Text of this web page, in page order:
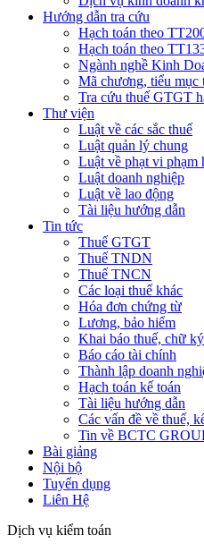
Hướng dẫn tra cứu
Hạch toán theo
Hạch toán theo
Ngành nghề Kinh
Mã chương, tiểu
Tra cứu thuế GTGT
Thư viện
Luật về các sắc thuế
Luật quản lý chung
Luật về phạt vi phạm
Luật doanh nghiệp
Luật về lao động
Tài liệu hướng dẫn
Tin tức
Thuế GTGT
Thuế TNDN
Thuế TNCN
Các loại thuế khác
Hóa đơn chứng từ
Lương, bảo hiểm
Khai báo thuế, chữ
Báo cáo tài chính
Thành lập doanh
Hạch toán kế toán
Tài liệu hướng dẫn
Các vấn đề về thuế,
Tin về BCTC
Bài giảng
Nội bộ
Tuyển dụng
Liên Hệ
Dịch vụ kiểm toán